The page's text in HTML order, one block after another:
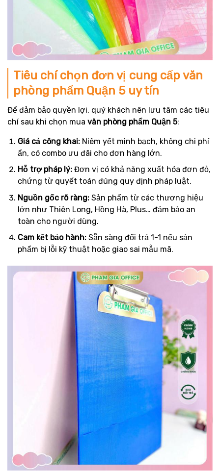
Tiêu chí chọn đơn vị cung cấp văn
phòng phẩm Quận 5 uy tín
Để đảm bảo quyền lợi, quý khách nên lưu tâm các tiêu
chí sau khi chọn mua văn phòng phẩm Quận 5:
Giá cả công khai:Niêm yết minh bạch, không chi phí
ẩn, có combo ưu đãi cho đơn hàng lớn.
Hỗ trợ pháp lý:Đơn vị có khả năng xuất hóa đơn đỏ,
chứng từ quyết toán đúng quy định pháp luật.
Nguồn gốc rõ ràng:Sản phẩm từ các thương hiệu
lớn như Thiên Long, Hồng Hà, Plus… đảm bảo an
toàn cho người dùng.
Cam kết bảo hành:Sẵn sàng đổi trả 1-1 nếu sản
phẩm bị lỗi kỹ thuật hoặc giao sai mẫu mã.